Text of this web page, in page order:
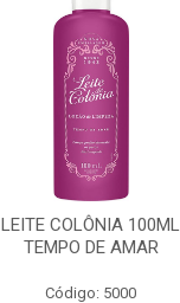
LEITE COLÔNIA 100ML
TEMPO DE AMAR
Código: 5000